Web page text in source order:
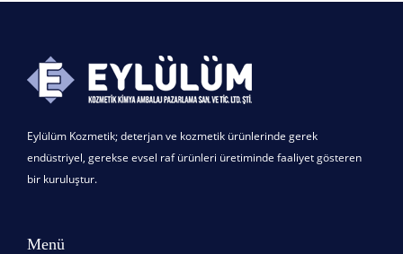
Eylülüm Kozmetik; deterjan ve kozmetik ürünlerinde gerek
endüstriyel, gerekse evsel raf ürünleri üretiminde faaliyet gösteren
bir kuruluştur.
Menü